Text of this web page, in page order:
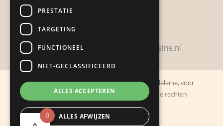
Zwijnsbergenstraat 154
bestelling@boulevarddelamadeleine.nl
© Copyright 2019 - 2026Boulevard de la Madeleine, voor
cadeaus die je stiekem liever zelf houdt· Alle rechten
voorbehouden
Ontwikkeling door
0
PRESTATIE
TARGETING
FUNCTIONEEL
NIET-GECLASSIFICEERD
ALLES ACCEPTEREN
ALLES AFWIJZEN